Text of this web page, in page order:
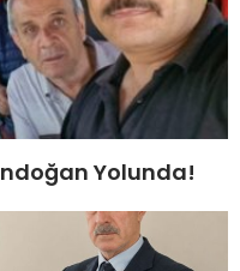
Yolunda!